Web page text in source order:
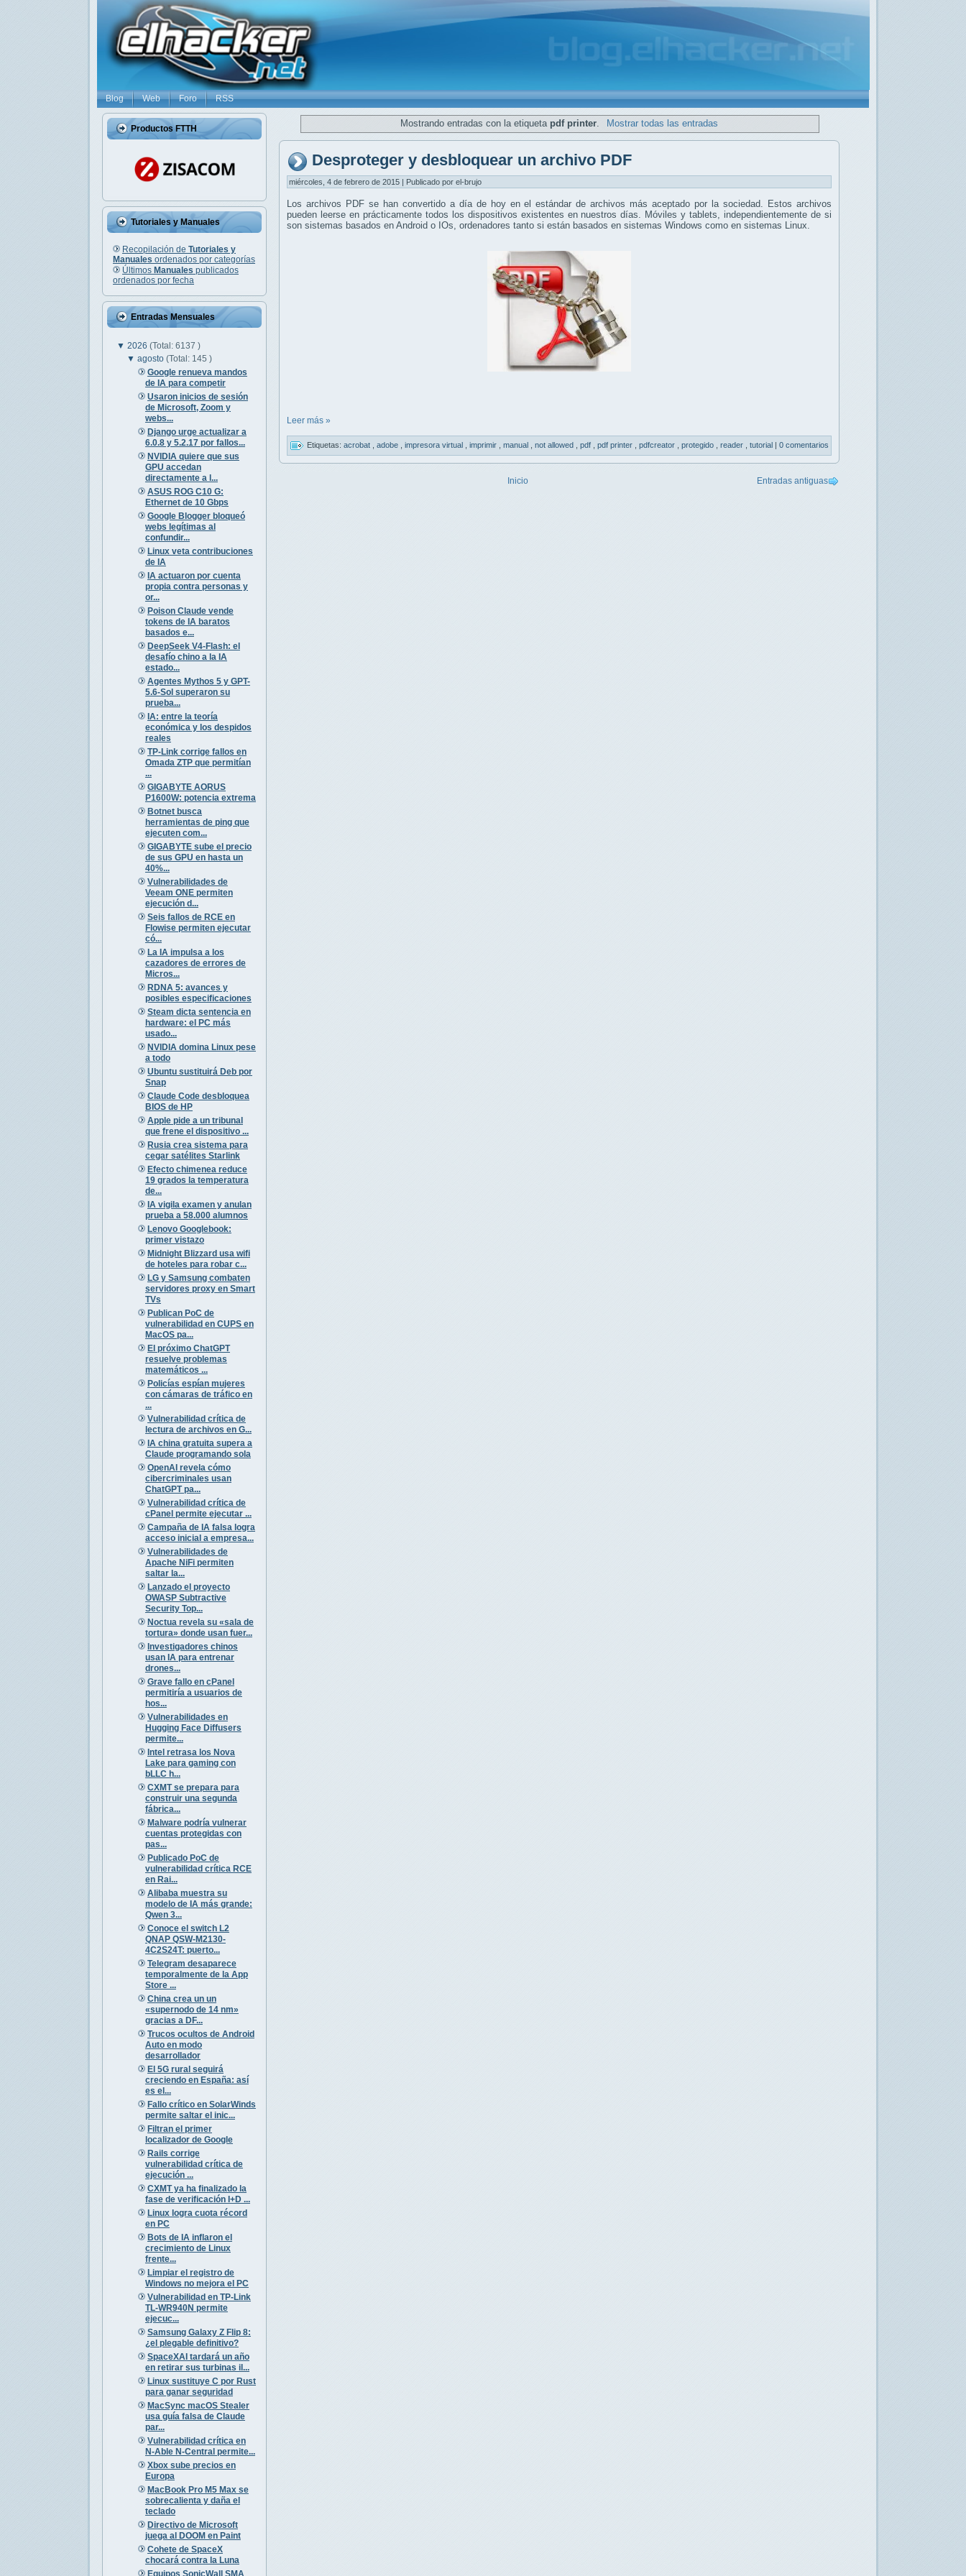
Blog Web Foro RSS
Productos FTTH
Tutoriales y Manuales
Recopilación de Tutoriales y
Manuales ordenados por categorías
Últimos Manuales publicados
ordenados por fecha
Entradas Mensuales
▼ 2026 (Total: 6137 )
▼agosto(Total: 145 )
Google renueva mandos
de IA para competir
Usaron inicios de sesión
de Microsoft, Zoom y
webs...
Django urge actualizar a
6.0.8 y 5.2.17 por fallos...
NVIDIA quiere que sus
GPU accedan
directamente a l...
ASUS ROG C10 G:
Ethernet de 10 Gbps
Google Blogger bloqueó
webs legítimas al
confundir...
Linux veta contribuciones
de IA
IA actuaron por cuenta
propia contra personas y
or...
Poison Claude vende
tokens de IA baratos
basados e...
DeepSeek V4-Flash: el
desafío chino a la IA
estado...
Agentes Mythos 5 y GPT-
5.6-Sol superaron su
prueba...
IA: entre la teoría
económica y los despidos
reales
TP-Link corrige fallos en
Omada ZTP que permitían
...
GIGABYTE AORUS
P1600W: potencia extrema
Botnet busca
herramientas de ping que
ejecuten com...
GIGABYTE sube el precio
de sus GPU en hasta un
40%...
Vulnerabilidades de
Veeam ONE permiten
ejecución d...
Seis fallos de RCE en
Flowise permiten ejecutar
có...
La IA impulsa a los
cazadores de errores de
Micros...
RDNA 5: avances y
posibles especificaciones
Steam dicta sentencia en
hardware: el PC más
usado...
NVIDIA domina Linux pese
a todo
Ubuntu sustituirá Deb por
Snap
Claude Code desbloquea
BIOS de HP
Apple pide a un tribunal
que frene el dispositivo ...
Rusia crea sistema para
cegar satélites Starlink
Efecto chimenea reduce
19 grados la temperatura
de...
IA vigila examen y anulan
prueba a 58.000 alumnos
Lenovo Googlebook:
primer vistazo
Midnight Blizzard usa wifi
de hoteles para robar c...
LG y Samsung combaten
servidores proxy en Smart
TVs
Publican PoC de
vulnerabilidad en CUPS en
MacOS pa...
El próximo ChatGPT
resuelve problemas
matemáticos ...
Policías espían mujeres
con cámaras de tráfico en
...
Vulnerabilidad crítica de
lectura de archivos en G...
IA china gratuita supera a
Claude programando sola
OpenAI revela cómo
cibercriminales usan
ChatGPT pa...
Vulnerabilidad crítica de
cPanel permite ejecutar ...
Campaña de IA falsa logra
acceso inicial a empresa...
Vulnerabilidades de
Apache NiFi permiten
saltar la...
Lanzado el proyecto
OWASP Subtractive
Security Top...
Noctua revela su «sala de
tortura» donde usan fuer...
Investigadores chinos
usan IA para entrenar
drones...
Grave fallo en cPanel
permitiría a usuarios de
hos...
Vulnerabilidades en
Hugging Face Diffusers
permite...
Intel retrasa los Nova
Lake para gaming con
bLLC h...
CXMT se prepara para
construir una segunda
fábrica...
Malware podría vulnerar
cuentas protegidas con
pas...
Publicado PoC de
vulnerabilidad crítica RCE
en Rai...
Alibaba muestra su
modelo de IA más grande:
Qwen 3...
Conoce el switch L2
QNAP QSW-M2130-
4C2S24T: puerto...
Telegram desaparece
temporalmente de la App
Store ...
China crea un un
«supernodo de 14 nm»
gracias a DF...
Trucos ocultos de Android
Auto en modo
desarrollador
El 5G rural seguirá
creciendo en España: así
es el...
Fallo crítico en SolarWinds
permite saltar el inic...
Filtran el primer
localizador de Google
Rails corrige
vulnerabilidad crítica de
ejecución ...
CXMT ya ha finalizado la
fase de verificación I+D ...
Linux logra cuota récord
en PC
Bots de IA inflaron el
crecimiento de Linux
frente...
Limpiar el registro de
Windows no mejora el PC
Vulnerabilidad en TP-Link
TL-WR940N permite
ejecuc...
Samsung Galaxy Z Flip 8:
¿el plegable definitivo?
SpaceXAI tardará un año
en retirar sus turbinas il...
Linux sustituye C por Rust
para ganar seguridad
MacSync macOS Stealer
usa guía falsa de Claude
par...
Vulnerabilidad crítica en
N-Able N-Central permite...
Xbox sube precios en
Europa
MacBook Pro M5 Max se
sobrecalienta y daña el
teclado
Directivo de Microsoft
juega al DOOM en Paint
Cohete de SpaceX
chocará contra la Luna
Equipos SonicWall SMA
Mostrando entradas con la etiqueta pdf printer Mostrar todas las entradas
Desproteger y desbloquear un archivo PDF
miércoles, 4 de febrero de 2015 | Publicado por el-brujo
Los archivos PDF se han convertido a día de hoy en el estándar de archivos más aceptado por la sociedad. Estos archivos
pueden leerse en prácticamente todos los dispositivos existentes en nuestros días. Móviles y tablets, independientemente de si
son sistemas basados en Android o IOs, ordenadores tanto si están basados en sistemas Windows como en sistemas Linux.
Leer más »
Etiquetas: acrobat adobe impresora virtual imprimir manual not allowed pdf pdf printer pdfcreator protegido reader tutorial | 0 comentarios
Entradas antiguas
Inicio